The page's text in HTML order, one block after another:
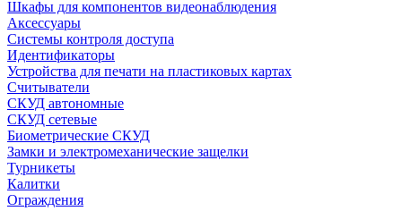
Шкафы для компонентов видеонаблюдения
Аксессуары
Системы контроля доступа
Идентификаторы
Устройства для печати на пластиковых картах
Считыватели
СКУД автономные
СКУД сетевые
Биометрические СКУД
Замки и электромеханические защелки
Турникеты
Калитки
Ограждения